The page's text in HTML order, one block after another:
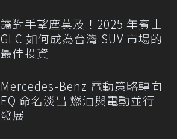
讓對手望塵莫及！2025 年賓士
GLC 如何成為台灣 SUV 市場的
最佳投資
Mercedes-Benz 電動策略轉向
EQ 命名淡出 燃油與電動並行
發展